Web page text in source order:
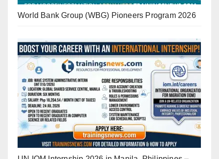
World Bank Group (WBG) Pioneers Program 2026